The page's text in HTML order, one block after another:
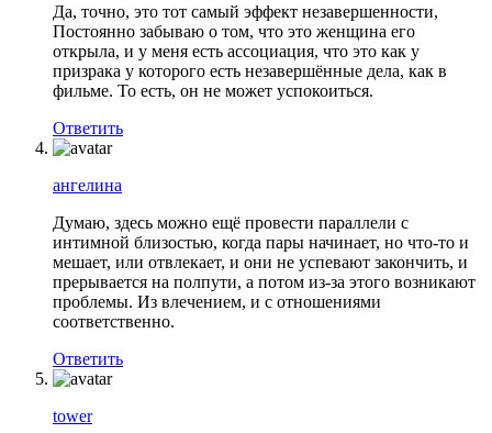
Да, точно, это тот самый эффект незавершенности,
Постоянно забываю о том, что это женщина его
открыла, и у меня есть ассоциация, что это как у
призрака у которого есть незавершённые дела, как в
фильме. То есть, он не может успокоиться.
Ответить
ангелина
Думаю, здесь можно ещё провести параллели с
интимной близостью, когда пары начинает, но что-то и
мешает, или отвлекает, и они не успевают закончить, и
прерывается на полпути, а потом из-за этого возникают
проблемы. Из влечением, и с отношениями
соответственно.
Ответить
tower